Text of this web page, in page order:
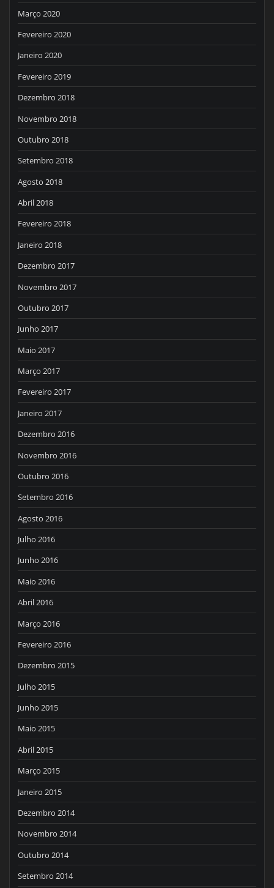
Março 2020
Fevereiro 2020
Janeiro 2020
Fevereiro 2019
Dezembro 2018
Novembro 2018
Outubro 2018
Setembro 2018
Agosto 2018
Abril 2018
Fevereiro 2018
Janeiro 2018
Dezembro 2017
Novembro 2017
Outubro 2017
Junho 2017
Maio 2017
Março 2017
Fevereiro 2017
Janeiro 2017
Dezembro 2016
Novembro 2016
Outubro 2016
Setembro 2016
Agosto 2016
Julho 2016
Junho 2016
Maio 2016
Abril 2016
Março 2016
Fevereiro 2016
Dezembro 2015
Julho 2015
Junho 2015
Maio 2015
Abril 2015
Março 2015
Janeiro 2015
Dezembro 2014
Novembro 2014
Outubro 2014
Setembro 2014